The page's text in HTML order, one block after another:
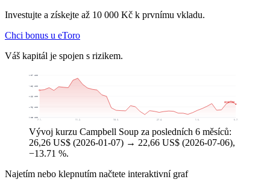
Investujte a získejte až 10 000 Kč k prvnímu vkladu.
Chci bonus u eToro
Váš kapitál je spojen s rizikem.
19,25 US$
21,96 US$
24,66 US$
27,36 US$
30,07 US$
7. 1. 11. 2. 18. 3. 27. 4. 1. 6. 6. 7.
22,66 US$
Vývoj kurzu Campbell Soup za posledních 6 měsíců:
26,26 US$ (2026-01-07) → 22,66 US$ (2026-07-06),
−13.71 %.
Najetím nebo klepnutím načtete interaktivní graf